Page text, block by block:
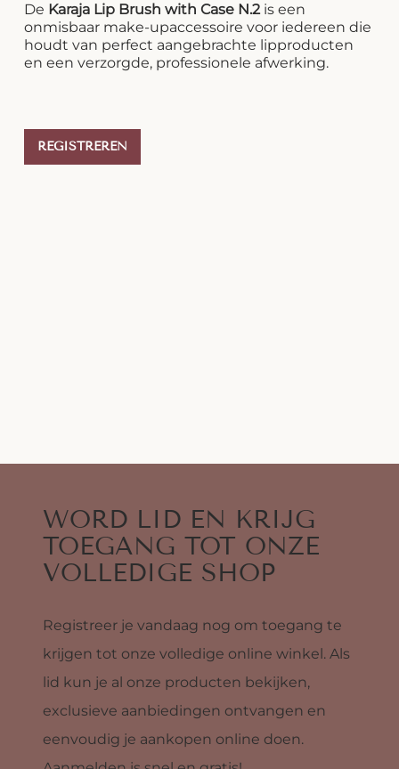
De Karaja Lip Brush with Case N.2is een
onmisbaar make-upaccessoire voor iedereen die
houdt van perfect aangebrachte lipproducten
en een verzorgde, professionele afwerking.
REGISTREREN
WORD LID EN KRIJG
TOEGANG TOT ONZE
VOLLEDIGE SHOP
Registreer je vandaag nog om toegang te
krijgen tot onze volledige online winkel. Als
lid kun je al onze producten bekijken,
exclusieve aanbiedingen ontvangen en
eenvoudig je aankopen online doen.